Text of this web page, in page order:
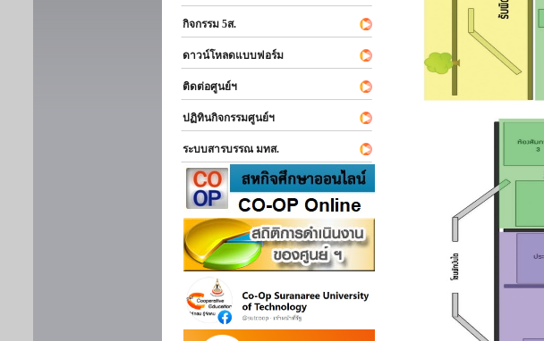
กิจกรรม 5ส.
ดาวน์โหลดแบบฟอร์ม
ติดต่อศูนย์ฯ
ปฏิทินกิจกรรมศูนย์ฯ
ระบบสารบรรณ มทส.